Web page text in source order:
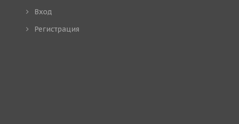
Вход
Регистрация